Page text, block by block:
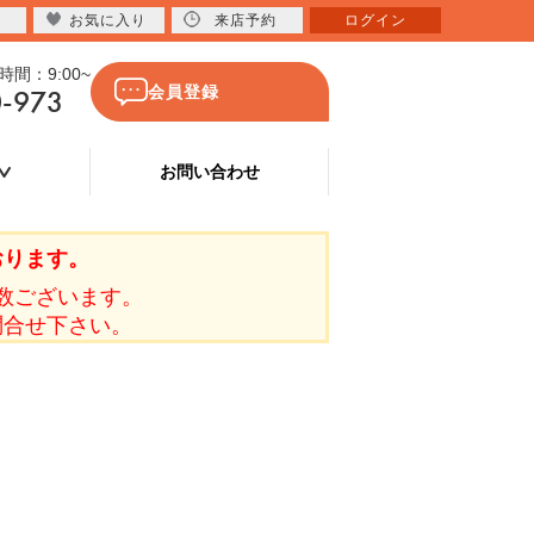
間：9:00~
973 会員登録
お問い合わせ
ます。
ざいます。
せ下さい。
お気に入り 来店予約 ログイン